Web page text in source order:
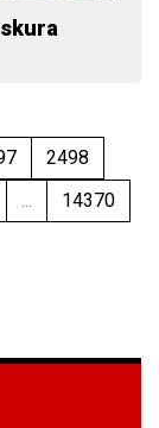
2498
...
14370